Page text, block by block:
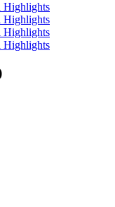
Highlights
Highlights
Highlights
Highlights